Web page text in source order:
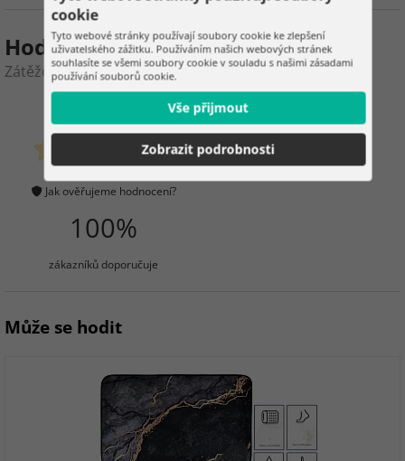
Hodnocení produktu
Zátěžová antistresová přikrývka 10 kg – 200 × 220 cm
0
0 hodnocení
Jak ověřujeme hodnocení?
3
zákazníků již zakoupilo
100%
zákazníků doporučuje
Může se hodit
cookie
Tyto webové stránky používají soubory cookie ke zlepšení
uživatelského zážitku. Používáním našich webových stránek
souhlasíte se všemi soubory cookie v souladu s našimi zásadami
používání souborů cookie.
Vše přijmout
Zobrazit podrobnosti